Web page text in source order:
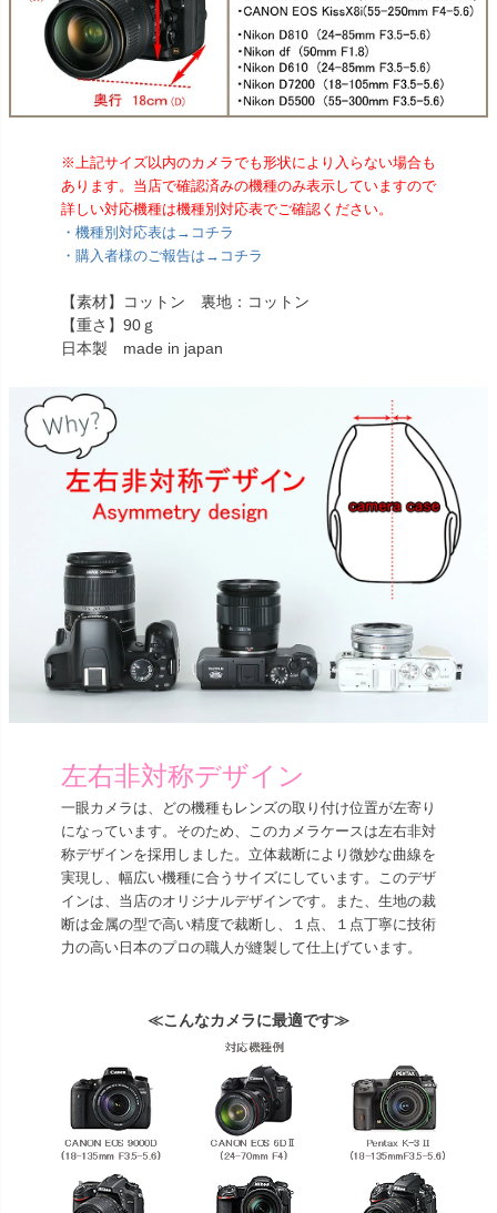
※上記サイズ以内のカメラでも形状により入らない場合も
あります。当店で確認済みの機種のみ表示していますので
詳しい対応機種は機種別対応表でご確認ください。
・機種別対応表は→コチラ
・購入者様のご報告は→コチラ
【素材】コットン 裏地：コットン
【重さ】90ｇ
日本製 made in japan
左右非対称デザイン
一眼カメラは、どの機種もレンズの取り付け位置が左寄り
になっています。そのため、このカメラケースは左右非対
称デザインを採用しました。立体裁断により微妙な曲線を
実現し、幅広い機種に合うサイズにしています。このデザ
インは、当店のオリジナルデザインです。また、生地の裁
断は金属の型で高い精度で裁断し、１点、１点丁寧に技術
力の高い日本のプロの職人が縫製して仕上げています。
≪こんなカメラに最適です≫